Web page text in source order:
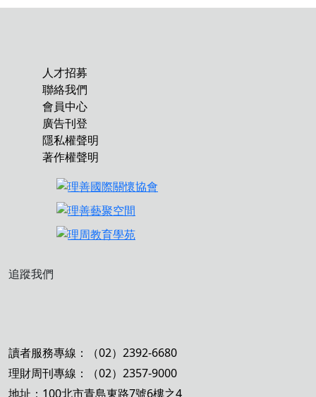
人才招募
聯絡我們
會員中心
廣告刊登
隱私權聲明
著作權聲明
追蹤我們
讀者服務專線：（02）2392-6680
理財周刊專線：（02）2357-9000
地址：100北市青島東路7號6樓之4